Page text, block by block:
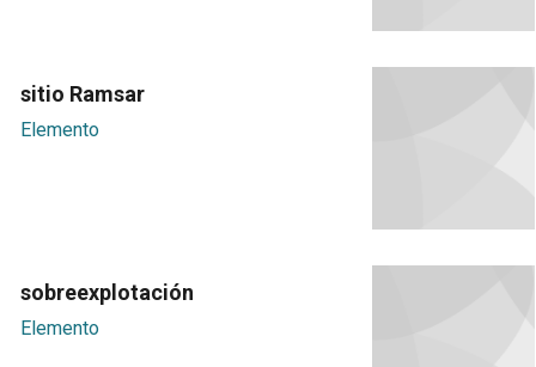
sitio Ramsar
Elemento
sobreexplotación
Elemento